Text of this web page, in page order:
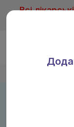
Всі
тільки